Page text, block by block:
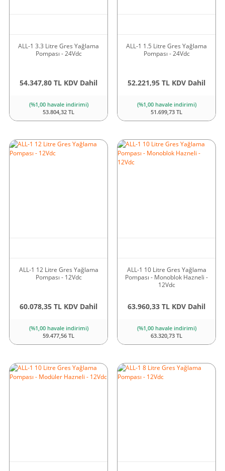
ALL-1 3.3 Litre Gres Yağlama
Pompası - 24Vdc
54.347,80 TL KDV Dahil
(%1,00 havale indirimi)
53.804,32 TL
ALL-1 1.5 Litre Gres Yağlama
Pompası - 24Vdc
52.221,95 TL KDV Dahil
(%1,00 havale indirimi)
51.699,73 TL
ALL-1 12 Litre Gres Yağlama
Pompası - 12Vdc
60.078,35 TL KDV Dahil
(%1,00 havale indirimi)
59.477,56 TL
ALL-1 10 Litre Gres Yağlama
Pompası - Monoblok Hazneli -
12Vdc
63.960,33 TL KDV Dahil
(%1,00 havale indirimi)
63.320,73 TL